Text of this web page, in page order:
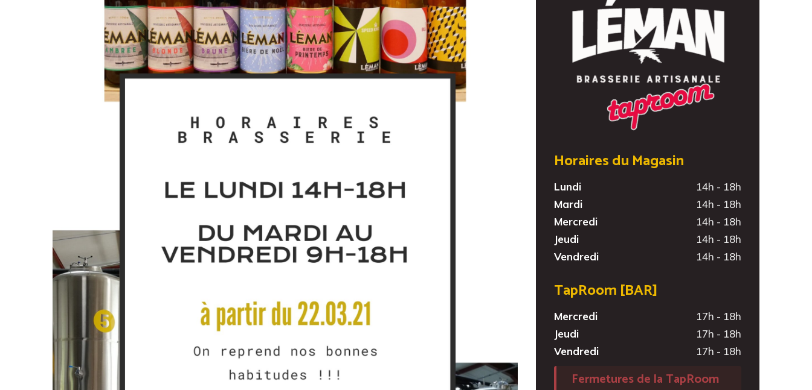
Horaires du Magasin
Lundi
14h - 18h
Mardi
14h - 18h
Mercredi
14h - 18h
Jeudi
14h - 18h
Vendredi
14h - 18h
TapRoom [BAR]
Mercredi
17h - 18h
Jeudi
17h - 18h
Vendredi
17h - 18h
Fermetures de la TapRoom